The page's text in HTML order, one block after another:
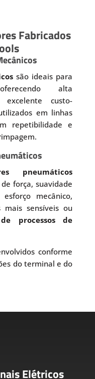
Fabricados
são ideais para
alta
custo-
em linhas
repetibilidade e
pneumáticos
força, suavidade
mecânico,
mais sensíveis ou
processos de
conforme
do terminal e do
Elétricos